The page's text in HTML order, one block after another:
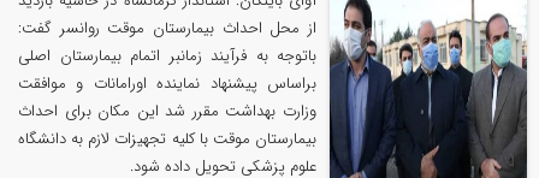
از محل احداث بیمارستان موقت روانسر گفت:
باتوجه به فرآیند زمانبر اتمام بیمارستان اصلی
براساس پیشنهاد نماینده اورامانات و موافقت
وزارت بهداشت مقرر شد این مکان برای احداث
بیمارستان موقت با کلیه تجهیزات لازم به دانشگاه
علوم پزشکی تحویل داده ‌شود.